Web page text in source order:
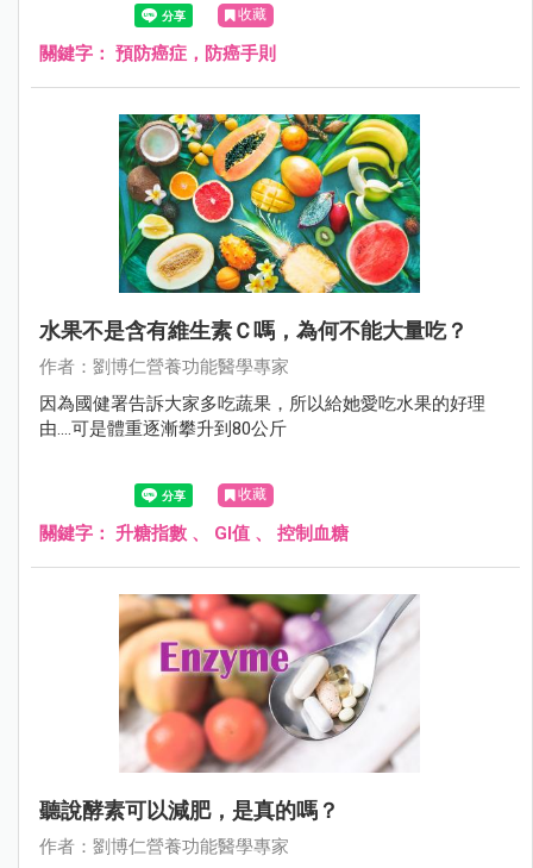
收藏
關鍵字： 預防癌症，防癌手則
水果不是含有維生素Ｃ嗎，為何不能大量吃？
作者：劉博仁營養功能醫學專家
因為國健署告訴大家多吃蔬果，所以給她愛吃水果的好理
由....可是體重逐漸攀升到80公斤
收藏
關鍵字： 升糖指數 、 GI值 、 控制血糖
聽說酵素可以減肥，是真的嗎？
作者：劉博仁營養功能醫學專家